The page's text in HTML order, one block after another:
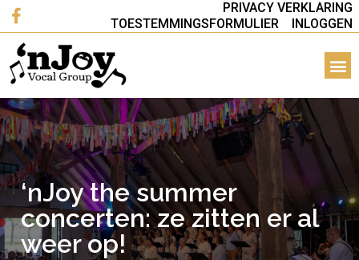
PRIVACY VERKLARING
TOESTEMMINGSFORMULIER
INLOGGEN
‘nJoy the summer
concerten: ze zitten er al
weer op!